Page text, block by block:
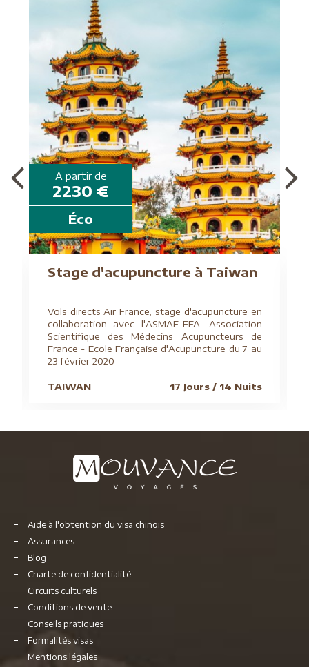
A partir de
2230 €
Éco
Stage d'acupuncture à Taiwan
Vols directs Air France, stage d'acupuncture en
collaboration avec l'ASMAF-EFA, Association
Scientifique des Médecins Acupuncteurs de
France - Ecole Française d'Acupuncture du 7 au
23 février 2020
TAIWAN 17 Jours / 14 Nuits
Aide à l'obtention du visa chinois
Assurances
Blog
Charte de confidentialité
Circuits culturels
Conditions de vente
Conseils pratiques
Formalités visas
Mentions légales